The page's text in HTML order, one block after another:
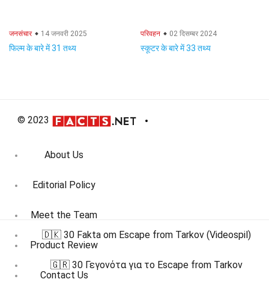
जनसंचार 14 जनवरी 2025
फिल्म के बारे में 31 तथ्य
परिवहन 02 दिसम्बर 2024
स्कूटर के बारे में 33 तथ्य
© 2023
About Us
Editorial Policy
Meet the Team
Product Review
Contact Us
🇩🇰 30 Fakta om Escape from Tarkov (Videospil)
🇬🇷 30 Γεγονότα για το Escape from Tarkov